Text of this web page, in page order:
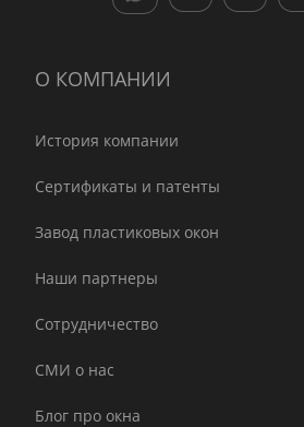
О КОМПАНИИ
История компании
Сертификаты и патенты
Завод пластиковых окон
Наши партнеры
Сотрудничество
СМИ о нас
Блог про окна